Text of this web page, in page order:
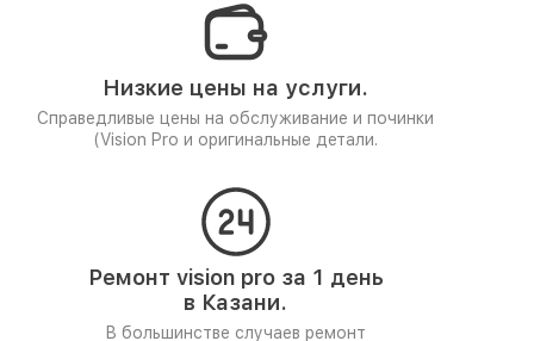
Низкие цены на услуги.
Справедливые цены на обслуживание и починки
(Vision Pro и оригинальные детали.
Ремонт vision pro за 1 день
в Казани.
В большинстве случаев ремонт